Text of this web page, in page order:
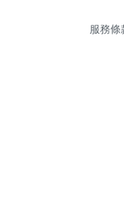
服務條